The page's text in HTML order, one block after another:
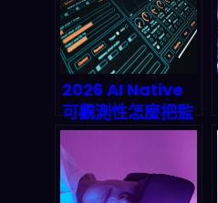
2026 AI Native
可觀測性怎麼把監
控變「可編輯」：
groundcover 的
BYOC＋eBPF＋